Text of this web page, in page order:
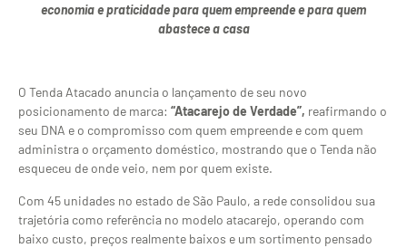
economia e praticidade para quem empreende e para quem
abastece a casa
O Tenda Atacado anuncia o lançamento de seu novo
posicionamento de marca: “Atacarejo de Verdade”, reafirmando o
seu DNA e o compromisso com quem empreende e com quem
administra o orçamento doméstico, mostrando que o Tenda não
esqueceu de onde veio, nem por quem existe.
Com 45 unidades no estado de São Paulo, a rede consolidou sua
trajetória como referência no modelo atacarejo, operando com
baixo custo, preços realmente baixos e um sortimento pensado